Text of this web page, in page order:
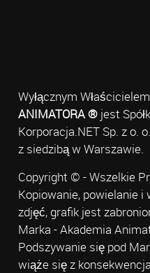
Wyłącznym
ANIMATORA ®jest
Korporacja.NET Sp. z o. o.
z siedzibą w Warszawie.
Copyright © - Wszelkie
Kopiowanie, powielanie
zdjęć, grafik jest
Marka - Akademia
Podszywanie się pod
wiąże się z